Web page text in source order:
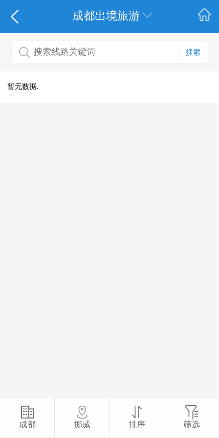
成都出境旅游
搜索
暂无数据.
成都 挪威 排序 筛选